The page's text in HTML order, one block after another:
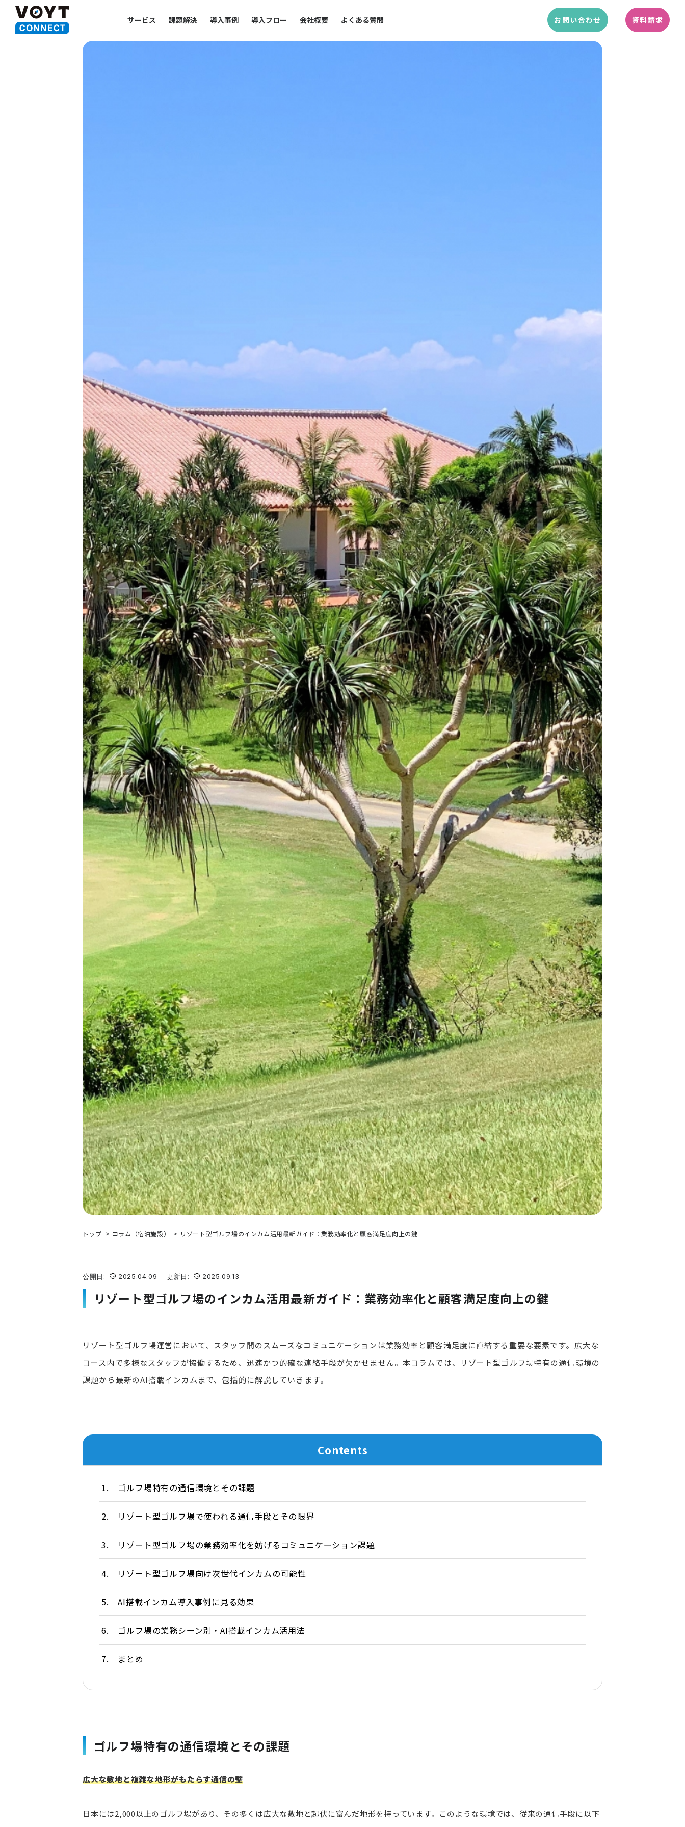
サービス 課題解決 導入事例 導入フロー 会社概要 よくある質問 お問い合わせ 資料請求
トップ コラム（宿泊施設） リゾート型ゴルフ場のインカム活用最新ガイド：業務効率化と顧客満足度向上の鍵
公開日: 2025.04.09 更新日: 2025.09.13
リゾート型ゴルフ場のインカム活用最新ガイド：業務効率化と顧客満足度向上の鍵
リゾート型ゴルフ場運営において、スタッフ間のスムーズなコミュニケーションは業務効率と顧客満足度に直結する重要な要素です。広大な
コース内で多様なスタッフが協働するため、迅速かつ的確な連絡手段が欠かせません。本コラムでは、リゾート型ゴルフ場特有の通信環境の
課題から最新のAI搭載インカムまで、包括的に解説していきます。
Contents
1. ゴルフ場特有の通信環境とその課題
2. リゾート型ゴルフ場で使われる通信手段とその限界
3. リゾート型ゴルフ場の業務効率化を妨げるコミュニケーション課題
4. リゾート型ゴルフ場向け次世代インカムの可能性
5. AI搭載インカム導入事例に見る効果
6. ゴルフ場の業務シーン別・AI搭載インカム活用法
7. まとめ
ゴルフ場特有の通信環境とその課題
広大な敷地と複雑な地形がもたらす通信の壁
日本には2,000以上のゴルフ場があり、その多くは広大な敷地と起伏に富んだ地形を持っています。このような環境では、従来の通信手段に以下